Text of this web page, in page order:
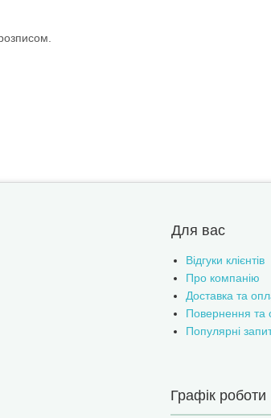
Для вас
Відгуки клієнтів
Про компанію
Доставка та
Повернення та
Популярні
Графік роботи